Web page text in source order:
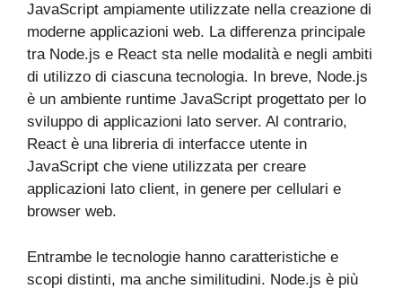
JavaScript ampiamente utilizzate nella creazione di
moderne applicazioni web. La differenza principale
tra Node.js e React sta nelle modalità e negli ambiti
di utilizzo di ciascuna tecnologia. In breve, Node.js
è un ambiente runtime JavaScript progettato per lo
sviluppo di applicazioni lato server. Al contrario,
React è una libreria di interfacce utente in
JavaScript che viene utilizzata per creare
applicazioni lato client, in genere per cellulari e
browser web.
Entrambe le tecnologie hanno caratteristiche e
scopi distinti, ma anche similitudini. Node.js è più